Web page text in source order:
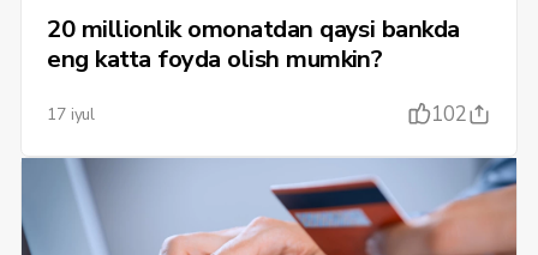
20 millionlik omonatdan qaysi bankda
eng katta foyda olish mumkin?
17 iyul 102